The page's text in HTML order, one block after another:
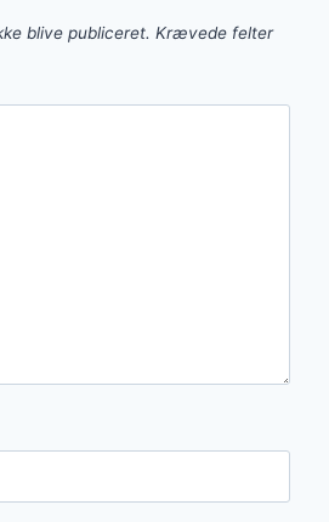
blive publiceret. Krævede felter